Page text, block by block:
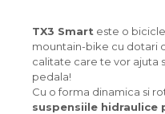
TX3 Smart este o
mountain-bike cu dotari
calitate care te vor ajuta
pedala!
Cu o forma dinamica si
suspensiile